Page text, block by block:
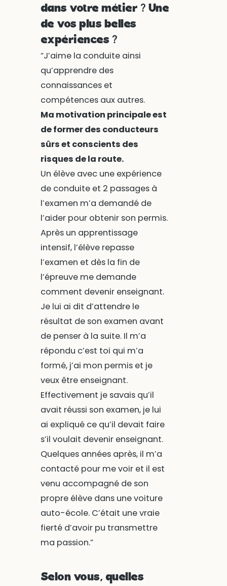
dans votre métier ? Une
de vos plus belles
expériences ?
“J’aime la conduite ainsi
qu’apprendre des
connaissances et
compétences aux autres.
Ma motivation principale est
de former des conducteurs
sûrs et conscients des
risques de la route.
Un élève avec une expérience
de conduite et 2 passages à
l’examen m’a demandé de
l’aider pour obtenir son permis.
Après un apprentissage
intensif, l’élève repasse
l’examen et dès la fin de
l’épreuve me demande
comment devenir enseignant.
Je lui ai dit d’attendre le
résultat de son examen avant
de penser à la suite. Il m’a
répondu c’est toi qui m’a
formé, j’ai mon permis et je
veux être enseignant.
Effectivement je savais qu’il
avait réussi son examen, je lui
ai expliqué ce qu’il devait faire
s’il voulait devenir enseignant.
Quelques années après, il m’a
contacté pour me voir et il est
venu accompagné de son
propre élève dans une voiture
auto-école. C’était une vraie
fierté d’avoir pu transmettre
ma passion.”
Selon vous, quelles